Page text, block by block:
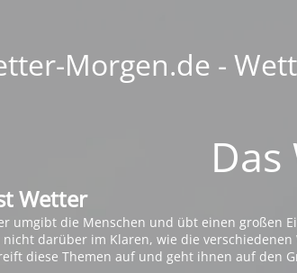
Morgen.de -
Wetter
umgibt die Menschen und übt einen großen
nicht darüber im Klaren, wie die
diese Themen auf und geht ihnen auf den